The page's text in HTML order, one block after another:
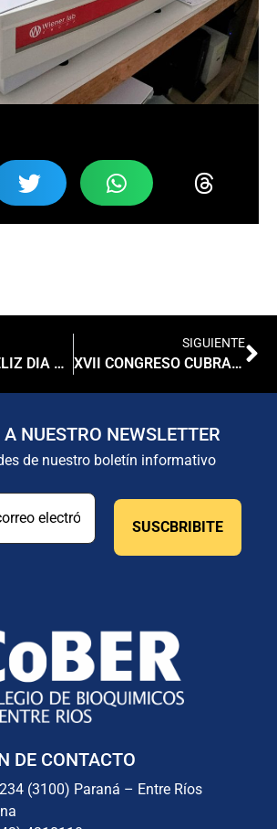
15 de Junio: FELIZ DIA DEL BIOQUIMICO
SIGUIENTE
XVII CONGRESO CUBRA: 4, 5 y 6 de Setiembre 2025
NUESTRO NEWSLETTER
de nuestro boletín informativo
DE CONTACTO
(3100) Paraná – Entre Ríos